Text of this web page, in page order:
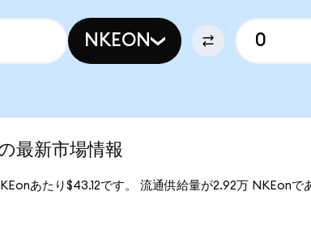
NKEON
新市場情報
あたり$43.12です。 流通供給量が2.92万 NKEon